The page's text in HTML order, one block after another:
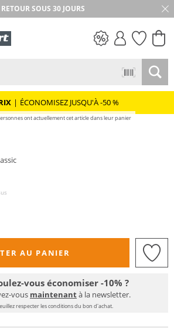
RETOUR SOUS 30 JOURS
| ÉCONOMISEZ JUSQU'À -50 %
ont actuellement cet article dans leur panier
AU PANIER
vous économiser -10% ?
vous maintenantà la newsletter.
respecter les conditions du bon d'achat.